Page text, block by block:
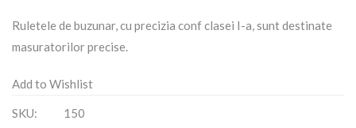
Ruletele de buzunar, cu precizia conf clasei I-a, sunt destinate
masuratorilor precise.
Add to Wishlist
SKU: 150